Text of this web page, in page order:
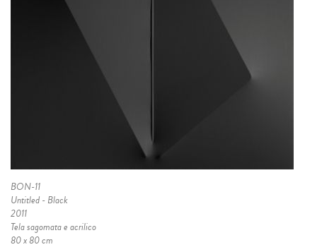
BON-11
Untitled - Black
2011
Tela sagomata e acrilico
80 x 80 cm